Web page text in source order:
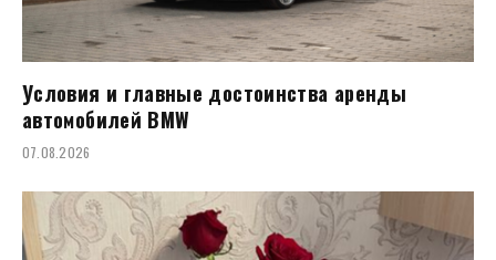
Условия и главные достоинства аренды
автомобилей BMW
07.08.2026